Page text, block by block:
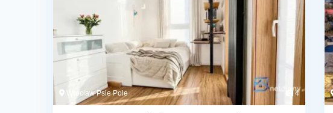
Wrocław Psie Pole 4